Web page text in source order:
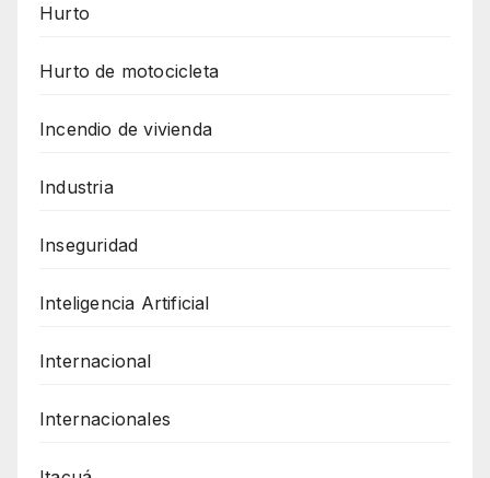
Hurto
Hurto de motocicleta
Incendio de vivienda
Industria
Inseguridad
Inteligencia Artificial
Internacional
Internacionales